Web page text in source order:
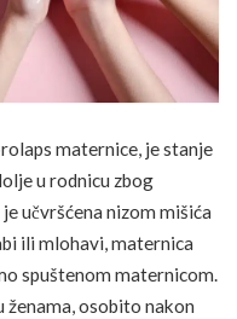
maternice, je stanje
u rodnicu zbog
učvršćena nizom mišića
ili mlohavi, maternica
spuštenom maternicom.
osobito nakon